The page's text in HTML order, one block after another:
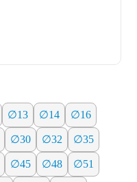
∅13 ∅14 ∅16
∅30 ∅32 ∅35
∅45 ∅48 ∅51